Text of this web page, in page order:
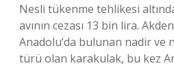
Nesli tükenme tehlikesi
avının cezası 13 bin lira.
Anadolu’da bulunan nadir ve
türü olan karakulak, bu kez